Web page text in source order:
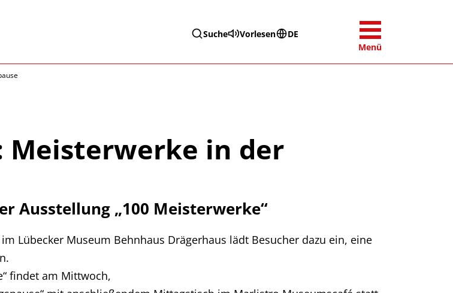
Suche Vorlesen
DE
Menü
Meisterwerke in der
Ausstellung „100 Meisterwerke“
Lübecker Museum Behnhaus Drägerhaus lädt Besucher dazu ein, eine
findet am Mittwoch,